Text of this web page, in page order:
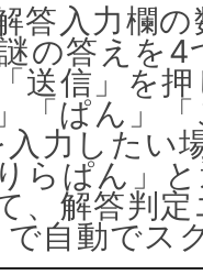
答入力欄
の答えを
送信」を
「ぱん」
力したい
らぱん」
、解答判
自動でス